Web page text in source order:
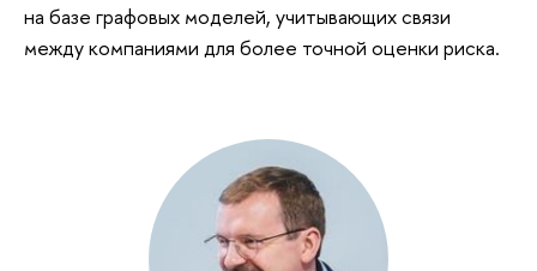
на базе графовых моделей, учитывающих связи
между компаниями для более точной оценки риска.